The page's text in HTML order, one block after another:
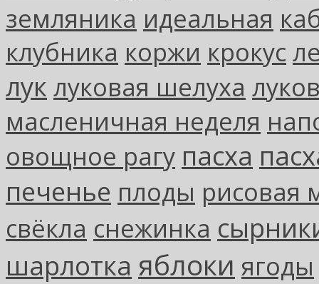
земляника идеальная
клубника коржи крокус
лук луковая шелуха
масленичная неделя
овощное рагу пасха
печенье плоды рисовая
свёкла снежинка
шарлотка яблоки ягоды